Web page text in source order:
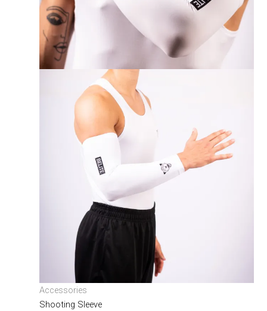
Accessories
Shooting Sleeve